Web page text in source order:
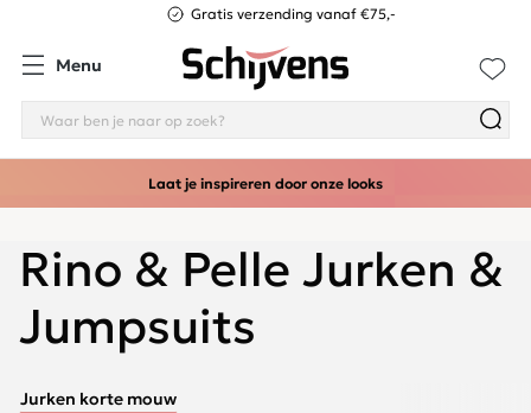
Gratis verzending vanaf €75,-
Menu
Laat je inspireren door onze looks
Rino & Pelle Jurken &
Jumpsuits
Jurken korte mouw